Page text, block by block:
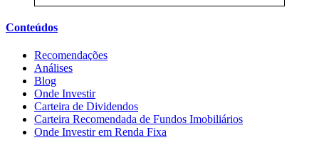
Conteúdos
Recomendações
Análises
Blog
Onde Investir
Carteira de Dividendos
Carteira Recomendada de Fundos Imobiliários
Onde Investir em Renda Fixa